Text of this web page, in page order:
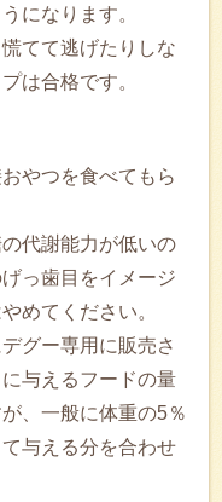
になります。
てて逃げたりしな
は合格です。
やつを食べてもら
代謝能力が低いの
っ歯目をイメージ
めてください。
グー専用に販売さ
与えるフードの量
、一般に体重の5％
与える分を合わせ